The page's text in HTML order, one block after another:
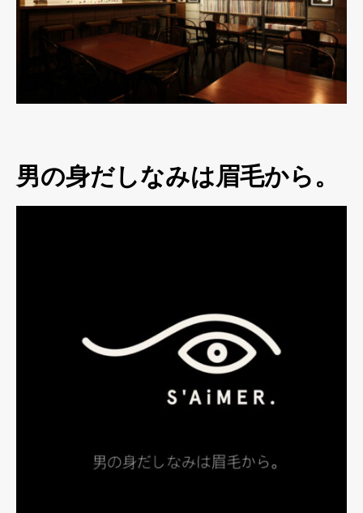
男の身だしなみは眉毛から。